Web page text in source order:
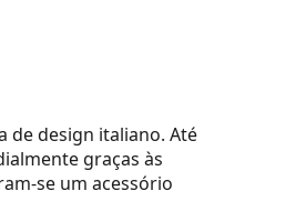
de design italiano. Até
graças às
se um acessório